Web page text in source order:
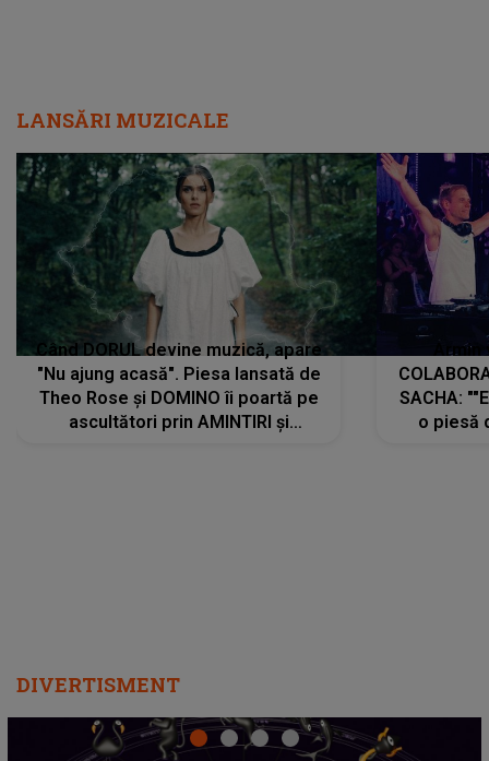
LANSĂRI MUZICALE
Când DORUL devine muzică, apare
"Nu ajung acasă". Piesa lansată de
Theo Rose și DOMINO îi poartă pe
ascultători prin AMINTIRI și
SACHA:
o piesă
DIVERTISMENT